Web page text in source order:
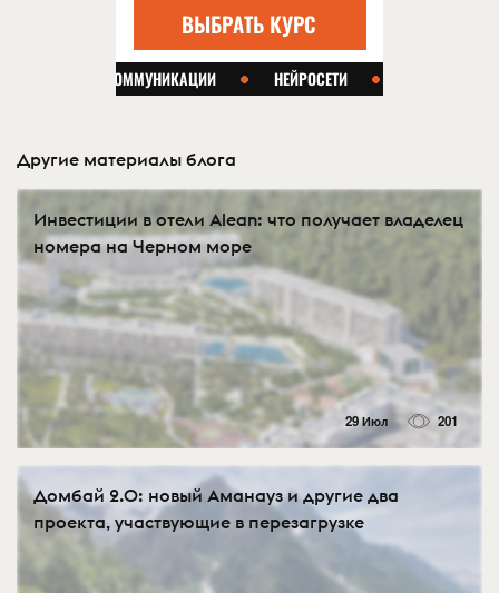
Другие материалы блога
Инвестиции в отели Alean: что получает владелец
номера на Черном море
29 Июл 201
Домбай 2.0: новый Аманауз и другие два
проекта, участвующие в перезагрузке